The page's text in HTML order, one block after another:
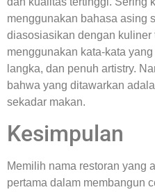
menggunakan bahasa asing
diasosiasikan dengan kuliner
menggunakan kata-kata
langka, dan penuh artistry.
bahwa yang ditawarkan
sekadar makan.
Kesimpulan
Memilih nama restoran yang
pertama dalam membangun